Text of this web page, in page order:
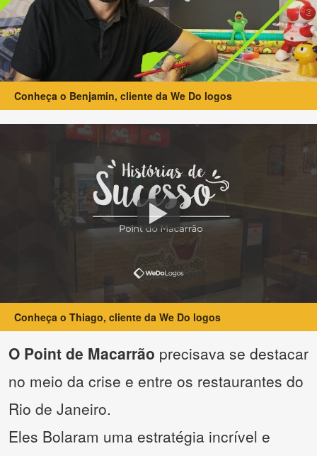
Conheça o Benjamin, cliente da We Do logos
Conheça o Thiago, cliente da We Do logos
O Point de Macarrão precisava se destacar
no meio da crise e entre os restaurantes do
Rio de Janeiro.
Eles Bolaram uma estratégia incrível e